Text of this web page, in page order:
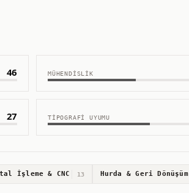
46 MÜHENDISLIK
27 TIPOGRAFI UYUMU
İşleme & CNC 13 Hurda & Geri Dönüşüm